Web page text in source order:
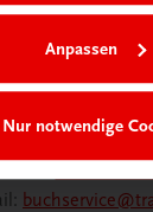
Anpassen
Nur notwendige
sind gerne für
Verlag +
Köglstraße 14 | 4020
Österreich/